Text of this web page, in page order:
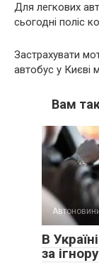
Для легкових
сьогодні поліс
Застрахувати
автобус у Києві
Вам
В
за